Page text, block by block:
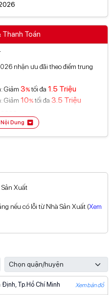
Thanh Toán
nhận ưu đãi theo điểm trung
Giảm 3% tối đa 1.5 Triệu
Giảm 10% tối đa 3.5 Triệu
đây
toán SPayLater
phí giao dịch cho khách nước
toán Kredivo(Xem chi tiết)
Dung
Xuất
nếu có lỗi từ Nhà Sản Xuất (Xem
Tp.Hồ Chí Minh Xem bản đồ